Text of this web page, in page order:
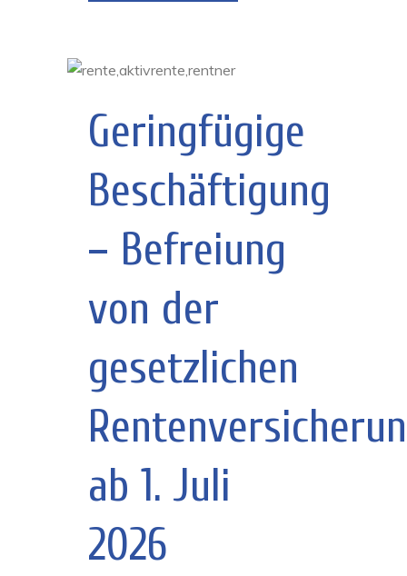
Geringfügige
Beschäftigung
– Befreiung
von der
gesetzlichen
ab 1. Juli
2026